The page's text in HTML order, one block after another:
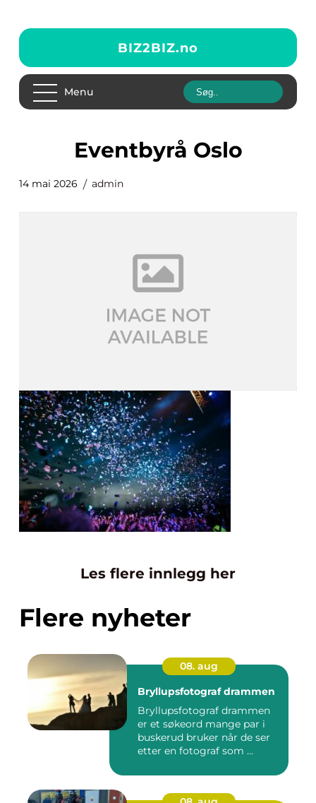
BIZ2BIZ.no
Menu
eventbyrå Oslo
14 mai 2026 admin
Les flere innlegg her
Flere nyheter
08. aug
Bryllupsfotograf drammen
Bryllupsfotograf drammen
er et søkeord mange par i
buskerud bruker når de ser
etter en fotograf som ...